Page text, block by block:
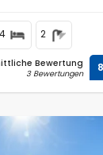
4 2
Bewertung
3 Bewertungen